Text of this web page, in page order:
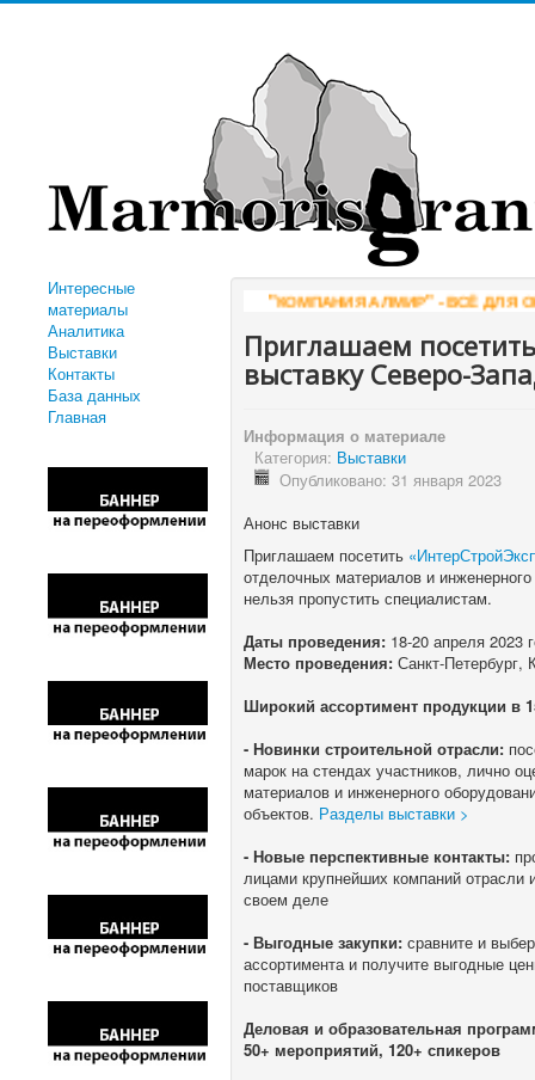
Интересные
материалы
Аналитика
Выставки
Контакты
База данных
Главная
"КОМПАНИЯ АЛМИР" - ВСЁ ДЛЯ
Приглашаем
выставку Северо-
Информация о материале
Категория: Выставки
Опубликовано: 31 января 2023
Анонс выставки
Приглашаем посетить
отделочных материалов и
нельзя пропустить специалистам.
Даты проведения: 18-20 апреля 2023
Место проведения: Санкт-
Широкий ассортимент продукции в
- Новинки строительной отрасли:
марок на стендах участников, лично
материалов и инженерного
объектов. Разделы выставки >
- Новые перспективные контакты:
лицами крупнейших компаний отрасли
своем деле
- Выгодные закупки: сравните и
ассортимента и получите выгодные
поставщиков
Деловая и образовательная
50+ мероприятий, 120+ спикеров